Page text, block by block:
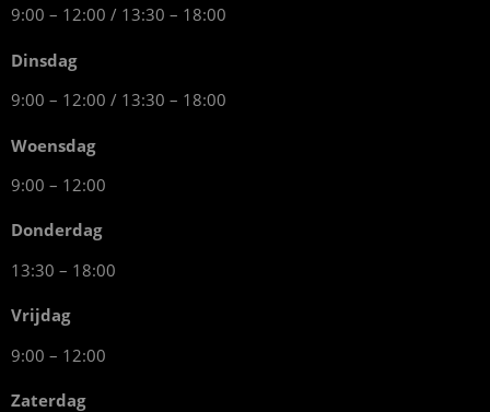
9:00 – 12:00 / 13:30 – 18:00
Dinsdag
9:00 – 12:00 / 13:30 – 18:00
Woensdag
9:00 – 12:00
Donderdag
13:30 – 18:00
Vrijdag
9:00 – 12:00
Zaterdag